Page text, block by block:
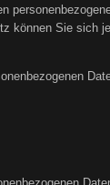
Sie sich